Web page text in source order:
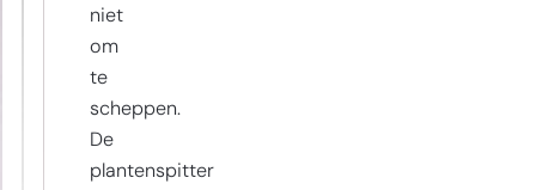
niet
om
te
scheppen.
De
plantenspitter